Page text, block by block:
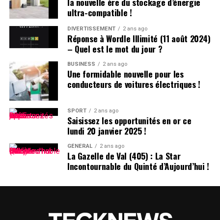
l’année pour dénicher les meilleures offres sur le
MacBook pro ainsi que sur le MacBook Air qui présente
également plusieurs similitudes avec son homologue
pro.
Comparaison des Prix Actuels
Vous trouverez ci-dessous des tableaux comparatifs
affichant les meilleurs prix actuels pour chaque modèle
standard du MacBook Pro (y compris ceux mis en vente
depuis le 8 novembre). Des offres sont également
disponibles pour certains modèles désormais
discontinués tant qu’ils restent en stock chez divers
détaillants.
Aperçu des Meilleures Offres Actuelles
ultra-compatible !
DIVERTISSEMENT 2 ans ago
Réponse à Wordle Illimité (11 août 2024)
– Quel est le mot du jour ?
BUSINESS 2 ans ago
Une formidable nouvelle pour les
conducteurs de voitures électriques !
SPORT 2 ans ago
Saisissez les opportunités en or ce
lundi 20 janvier 2025 !
GÉNÉRAL 2 ans ago
La Gazelle de Val (405) : La Star
Incontournable du Quinté d’Aujourd’hui !